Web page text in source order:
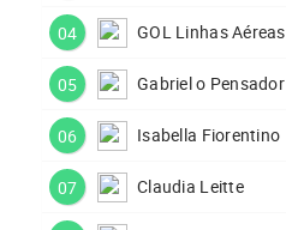
04 GOL Linhas Aéreas
05 Gabriel o Pensador
06 Isabella Fiorentino
07 Claudia Leitte